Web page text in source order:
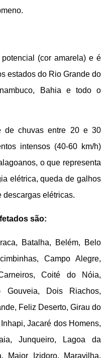
(cor amarela) e é
estados do Rio Grande do
Bahia e todo o
de chuvas entre 20 e 30
intensos (40-60 km/h)
o que representa
elétrica, queda de galhos
descargas elétricas.
são:
Batalha, Belém, Belo
Campo Alegre,
Coité do Nóia,
Gouveia, Dois Riachos,
Feliz Deserto, Girau do
Jacaré dos Homens,
Junqueiro, Lagoa da
Major Izidoro, Maravilha,